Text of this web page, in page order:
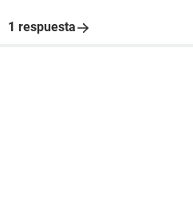
1 respuesta